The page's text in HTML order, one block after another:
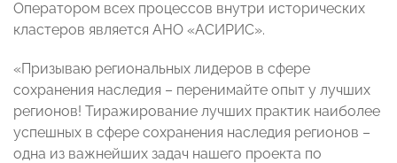
Оператором всех процессов внутри исторических
кластеров является АНО «АСИРИС».
«Призываю региональных лидеров в сфере
сохранения наследия – перенимайте опыт у лучших
регионов! Тиражирование лучших практик наиболее
успешных в сфере сохранения наследия регионов –
одна из важнейших задач нашего проекта по